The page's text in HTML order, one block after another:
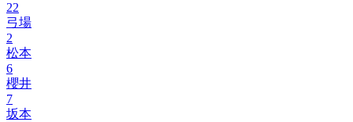
22
弓場
2
松本
6
櫻井
7
坂本